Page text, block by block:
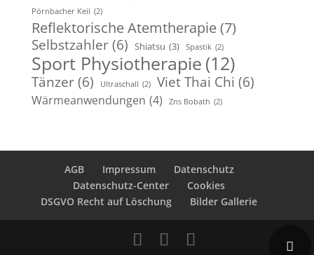
Pörnbacher Keil (2)
Reflektorische Atemtherapie(7)
Selbstzahler (6) Shiatsu (3) Spastik (2)
Sport Physiotherapie (12)
Tänzer (6) Ultraschall (2) Viet Thai Chi (6)
Wärmeanwendungen (4) Zns Bobath (2)
AGB Impressum
Datenschutz
Datenschutz-Center
Cookies
DSGVO Recht auf Löschung
Bilder Gallerie